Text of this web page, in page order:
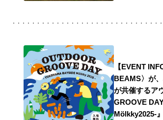
【EVENT
BEAMS〉が
が共催するア
GROOVE
Mölkky2025-